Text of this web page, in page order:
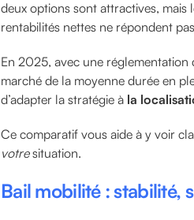
deux options sont attractives,
rentabilités nettes ne répondent
En 2025, avec une
marché de la moyenne durée en
d’adapter la stratégie à la
Ce comparatif vous aide à y voir
votresituation.
Bail mobilité : stabilité,